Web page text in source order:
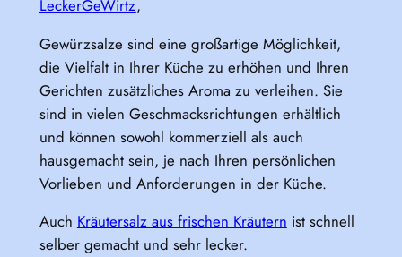
LeckerGeWirtz,
Gewürzsalze sind eine großartige Möglichkeit,
die Vielfalt in Ihrer Küche zu erhöhen und Ihren
Gerichten zusätzliches Aroma zu verleihen. Sie
sind in vielen Geschmacksrichtungen erhältlich
und können sowohl kommerziell als auch
hausgemacht sein, je nach Ihren persönlichen
Vorlieben und Anforderungen in der Küche.
Auch Kräutersalz aus frischen Kräutern ist schnell
selber gemacht und sehr lecker.